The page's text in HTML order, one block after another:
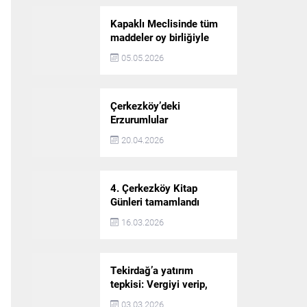
Kapaklı Meclisinde tüm
maddeler oy birliğiyle
karara bağlandı
05.05.2026
Çerkezköy’deki
Erzurumlular
şampiyonluğu kutladı
20.04.2026
4. Çerkezköy Kitap
Günleri tamamlandı
16.03.2026
Tekirdağ’a yatırım
tepkisi: Vergiyi verip,
hizmet almayan bir iliz